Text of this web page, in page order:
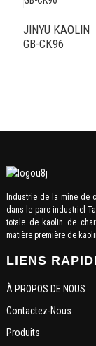
JINYU KAOLIN
GB-CK96
Industrie de la mine de
dans le parc industriel
totale de kaolin de
matière première de
LIENS
À PROPOS DE NOUS
Contactez-Nous
Produits